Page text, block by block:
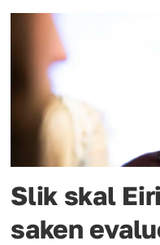
Slik skal
saken